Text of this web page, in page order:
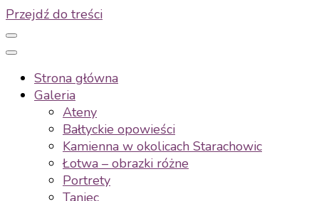
Przejdź do treści
Strona główna
Galeria
Ateny
Bałtyckie opowieści
Kamienna w okolicach Starachowic
Łotwa – obrazki różne
Portrety
Taniec